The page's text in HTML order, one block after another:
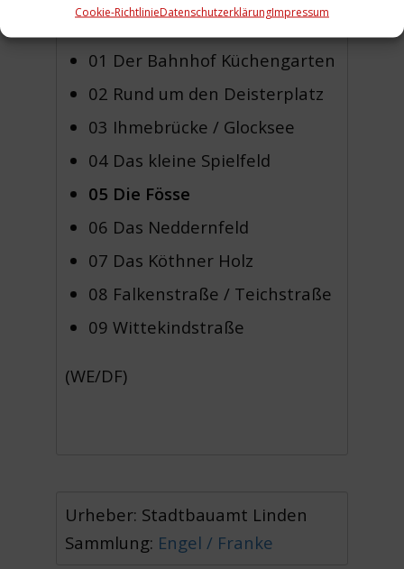
Cookie-RichtlinieDatenschutzerklärungImpressum
Weitere Ausschnitte
01 Der Bahnhof Küchengarten
02 Rund um den Deisterplatz
03 Ihmebrücke / Glocksee
04 Das kleine Spielfeld
05 Die Fösse
06 Das Neddernfeld
07 Das Köthner Holz
08 Falkenstraße / Teichstraße
09 Wittekindstraße
(WE/DF)
Urheber: Stadtbauamt Linden
Sammlung: Engel / Franke